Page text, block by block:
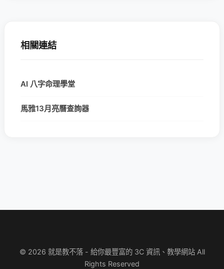
相關連結
AI 八字命理學堂
馬雅13月亮曆查詢器
© 2026 就是教不落 - 給你最豐富的 3C 資訊、教學網站 All
Rights Reserved